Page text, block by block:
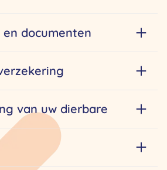
documenten
van uw dierbare